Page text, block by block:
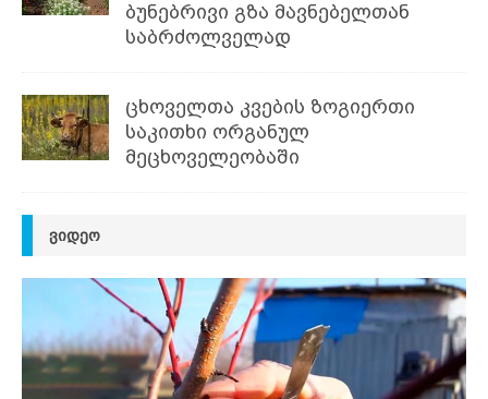
ბუნებრივი გზა მავნებელთან
საბრძოლველად
ცხოველთა კვების ზოგიერთი
საკითხი ორგანულ
მეცხოველეობაში
ᲕᲘᲓᲔᲝ